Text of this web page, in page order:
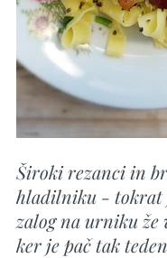
Široki rezanci in
hladilniku - tokrat
zalog na urniku že
ker je pač tak